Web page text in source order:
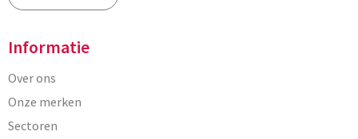
Informatie
Over ons
Onze merken
Sectoren